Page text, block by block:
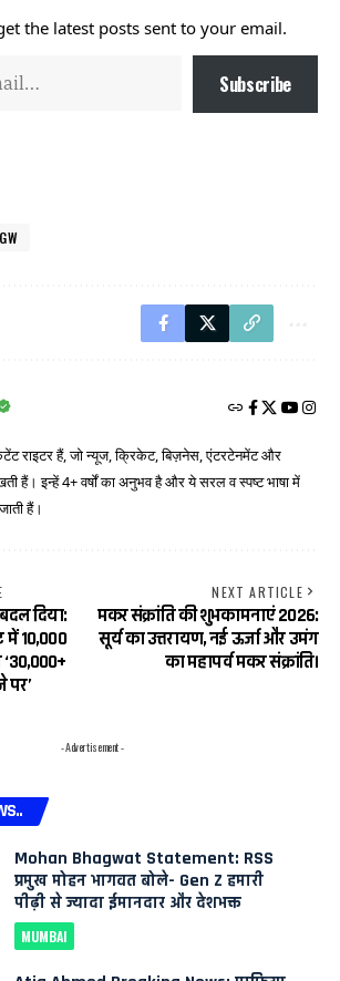
the latest posts sent to your email.
Subscribe
राइटर हैं, जो न्यूज, क्रिकेट, बिज़नेस, एंटरटेनमेंट और
हैं। इन्हें 4+ वर्षों का अनुभव है और ये सरल व स्पष्ट भाषा में
हैं।
दिया:
में 10,000
पर’
NEXT ARTICLE
मकर संक्रांति की शुभकामनाएं 2026:
सूर्य का उत्तरायण, नई ऊर्जा और उमंग
का महापर्व मकर संक्रांति।
- Advertisement -
Mohan Bhagwat Statement: RSS
प्रमुख मोहन भागवत बोले- Gen Z हमारी
पीढ़ी से ज्यादा ईमानदार और देशभक्त
MUMBAI